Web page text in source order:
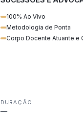
100% Ao Vivo
Metodologia de Ponta
Corpo Docente Atuante e
DURAÇÃO
—